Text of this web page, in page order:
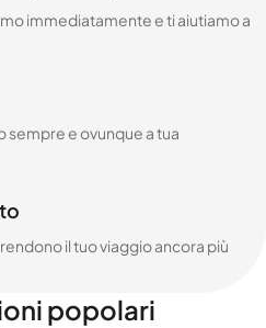
immediatamente e ti aiutiamo a
sempre e ovunque a tua
il tuo viaggio ancora più
popolari